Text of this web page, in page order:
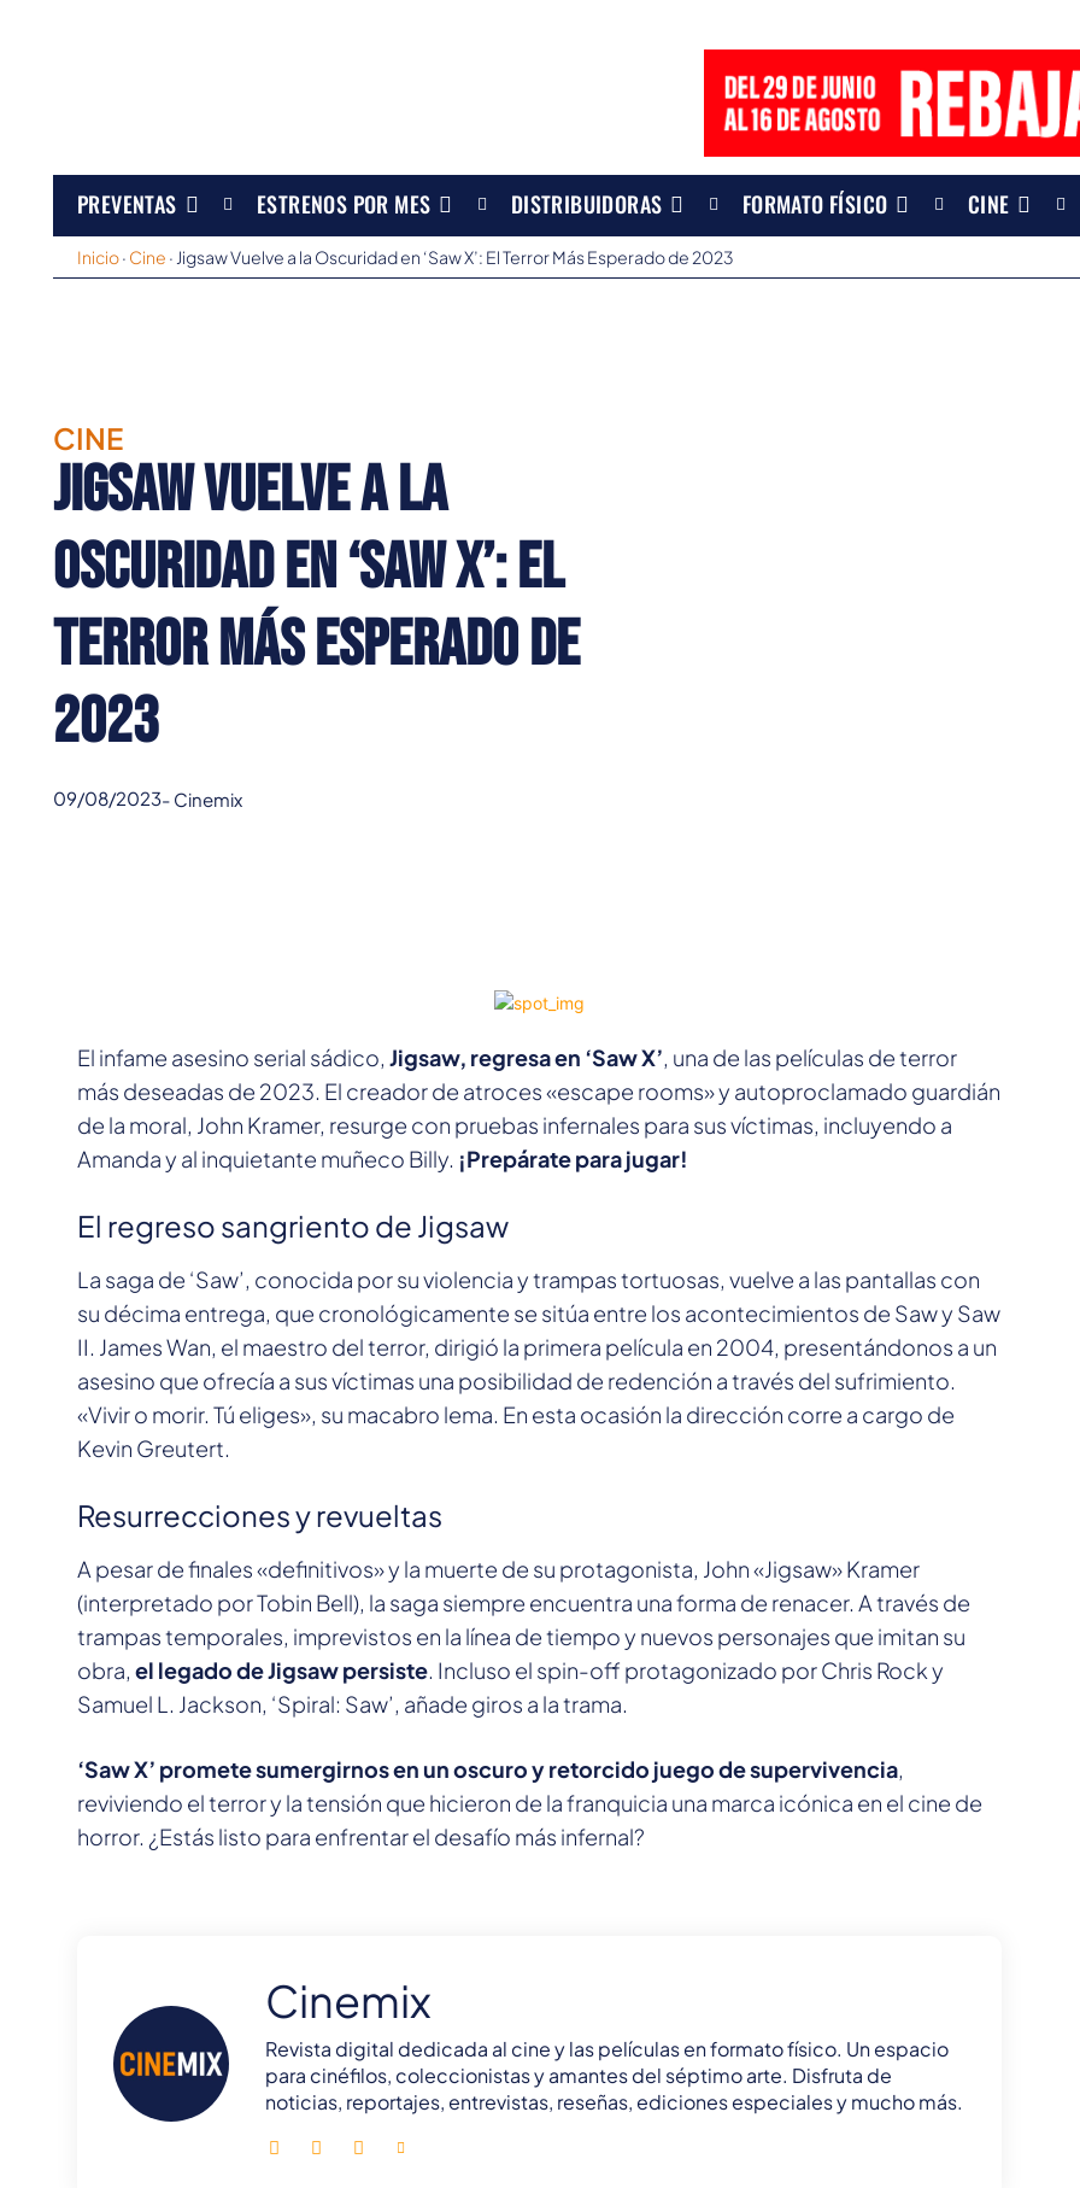
PREVENTAS ESTRENOS POR MES DISTRIBUIDORAS FORMATO FÍSICO CINE
Inicio· Cine · Jigsaw Vuelve a la Oscuridad en ‘Saw X’: El Terror Más Esperado de 2023
CINE
Jigsaw Vuelve a la
Oscuridad en ‘Saw X’: El
Terror Más Esperado de
2023
09/08/2023- Cinemix
El infame asesino serial sádico, Jigsaw, regresa en ‘Saw X’, una de las películas de terror
más deseadas de 2023. El creador de atroces «escape rooms» y autoproclamado guardián
de la moral, John Kramer, resurge con pruebas infernales para sus víctimas, incluyendo a
Amanda y al inquietante muñeco Billy. ¡Prepárate para jugar!
El regreso sangriento de Jigsaw
La saga de ‘Saw’, conocida por su violencia y trampas tortuosas, vuelve a las pantallas con
su décima entrega, que cronológicamente se sitúa entre los acontecimientos de Saw y Saw
II. James Wan, el maestro del terror, dirigió la primera película en 2004, presentándonos a un
asesino que ofrecía a sus víctimas una posibilidad de redención a través del sufrimiento.
«Vivir o morir. Tú eliges», su macabro lema. En esta ocasión la dirección corre a cargo de
Kevin Greutert.
Resurrecciones y revueltas
A pesar de finales «definitivos» y la muerte de su protagonista, John «Jigsaw» Kramer
(interpretado por Tobin Bell), la saga siempre encuentra una forma de renacer. A través de
trampas temporales, imprevistos en la línea de tiempo y nuevos personajes que imitan su
obra, el legado de Jigsaw persiste. Incluso el spin-off protagonizado por Chris Rock y
Samuel L. Jackson, ‘Spiral: Saw’, añade giros a la trama.
‘Saw X’ promete sumergirnos en un oscuro y retorcido juego de supervivencia,
reviviendo el terror y la tensión que hicieron de la franquicia una marca icónica en el cine de
horror. ¿Estás listo para enfrentar el desafío más infernal?
Cinemix
Revista digital dedicada al cine y las películas en formato físico. Un espacio
para cinéfilos, coleccionistas y amantes del séptimo arte. Disfruta de
noticias, reportajes, entrevistas, reseñas, ediciones especiales y mucho más.